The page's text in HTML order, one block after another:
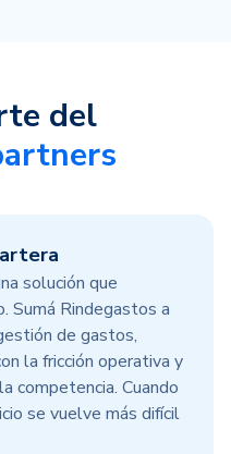
del
solución que
Sumá Rindegastos a
de gastos,
la fricción operativa y
competencia. Cuando
se vuelve más difícil